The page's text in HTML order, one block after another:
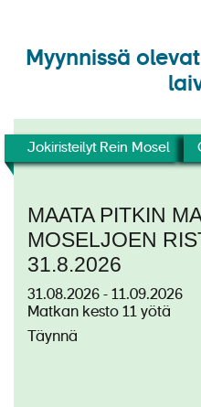
Ambience
JOKIRISTEILYLAIVAT
Amadeus Riva
Nobleman
Swiss Diamond
Gloria
Viva Moments
Pituus:
Leveys:
Hissi:
Matkustajamäärä:
Matkustajahyttejä:
ms Swiss Crown pohjakartta
Myynnissä
Jokiristeilyt Rein Mosel
MAATA PITKIN
MOSELJOEN
31.8.2026
31.08.2026 - 11.09.2026
Matkan kesto 11 yötä
Täynnä